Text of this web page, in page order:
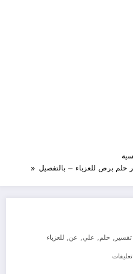
برص للعزباء – بالتفصيل
تفسير , حلم, علي, عن, للعزباء